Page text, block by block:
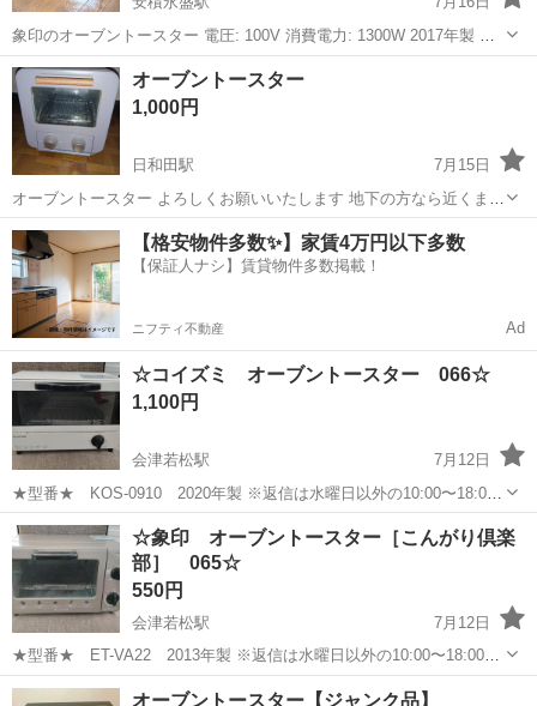
象印のオーブントースター 電圧: 100V 消費電力: 1300W 2017年製 動
作確認済み ・中古品のため多少の使用感はありますが、比較的きれい
な状態です。 簡易清掃済みです。 中古品にご理解いただける方のみご
購...
福島 郡山市 安積永盛駅 キッチン家電
オーブントースター
1,000円
日和田駅
7月15日
オーブントースター よろしくお願いいたします 地下の方なら近くまで
行きます
福島 郡山市 日和田駅 キッチン家電 地下
【格安物件多数✨】家賃4万円以下多数
【保証人ナシ】賃貸物件多数掲載！
ニフティ不動産 Ad
☆コイズミ オーブントースター 066☆
1,100円
会津若松駅
7月12日
★型番★ KOS-0910 2020年製 ※返信は水曜日以外の10:00〜18:00
になります ☆状態 ・使用に伴う傷、汚れがございます。 ※中古品の
ため、ご理解いただける方のみ ご購入をお願いします。 ☆商品お取引
場...
福島 会津若松市 会津若松駅 キッチン家電 コイズミ
☆象印 オーブントースター［こんがり倶楽
部］ 065☆
550円
会津若松駅
7月12日
★型番★ ET-VA22 2013年製 ※返信は水曜日以外の10:00〜18:00に
なります ☆状態 ・使用に伴う傷、汚れがございます。 ※中古品のた
福島 会津若松市 会津若松駅 キッチン家電
オーブントースター【ジャンク品】